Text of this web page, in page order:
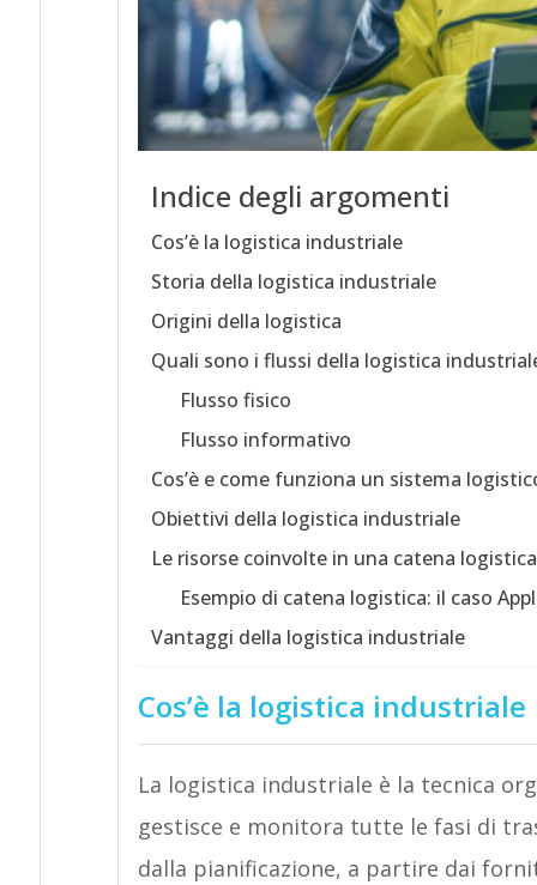
Indice degli argomenti
Cos’è la logistica industriale
Storia della logistica industriale
Origini della logistica
Quali sono i flussi della logistica
Flusso fisico
Flusso informativo
Cos’è e come funziona un sistema
Obiettivi della logistica industriale
Le risorse coinvolte in una catena logistica
Esempio di catena logistica: il caso
Vantaggi della logistica industriale
Cos’è la logistica industriale
La logistica industriale è la tecnica
gestisce e monitora tutte le fasi di
dalla pianificazione, a partire dai